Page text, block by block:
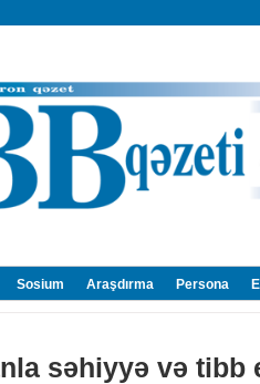
Sosium Araşdırma Persona
səhiyyə və tibb